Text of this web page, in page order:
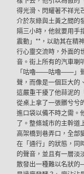
得光滑、閃耀著不祥光
介於灰綠與土黃之間的
隔三小時，他就要用手
震動」**，以助其在精
行心靈交流時，外面的
音。街上所有的汽車喇
「咕嚕——咕嚕——」
聲，而像是一個巨大的
這嚴重干擾了他蒜泥的
從桌上拿了一張髒兮兮
進口袋以備不時之需。
了。整條城市的主幹道
高架橋到巷弄口，全部
在「通行」的狀態，同
的聲音，並且有一層淡
散發出一種難以名狀